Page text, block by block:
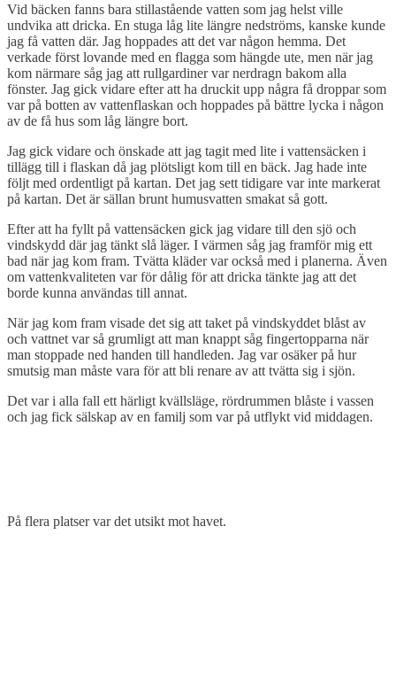
Vid bäcken fanns bara stillastående vatten som jag helst ville
undvika att dricka. En stuga låg lite längre nedströms, kanske kunde
jag få vatten där. Jag hoppades att det var någon hemma. Det
verkade först lovande med en flagga som hängde ute, men när jag
kom närmare såg jag att rullgardiner var nerdragn bakom alla
fönster. Jag gick vidare efter att ha druckit upp några få droppar som
var på botten av vattenflaskan och hoppades på bättre lycka i någon
av de få hus som låg längre bort.
Jag gick vidare och önskade att jag tagit med lite i vattensäcken i
tillägg till i flaskan då jag plötsligt kom till en bäck. Jag hade inte
följt med ordentligt på kartan. Det jag sett tidigare var inte markerat
på kartan. Det är sällan brunt humusvatten smakat så gott.
Efter att ha fyllt på vattensäcken gick jag vidare till den sjö och
vindskydd där jag tänkt slå läger. I värmen såg jag framför mig ett
bad när jag kom fram. Tvätta kläder var också med i planerna. Även
om vattenkvaliteten var för dålig för att dricka tänkte jag att det
borde kunna användas till annat.
När jag kom fram visade det sig att taket på vindskyddet blåst av
och vattnet var så grumligt att man knappt såg fingertopparna när
man stoppade ned handen till handleden. Jag var osäker på hur
smutsig man måste vara för att bli renare av att tvätta sig i sjön.
Det var i alla fall ett härligt kvällsläge, rördrummen blåste i vassen
och jag fick sälskap av en familj som var på utflykt vid middagen.
På flera platser var det utsikt mot havet.